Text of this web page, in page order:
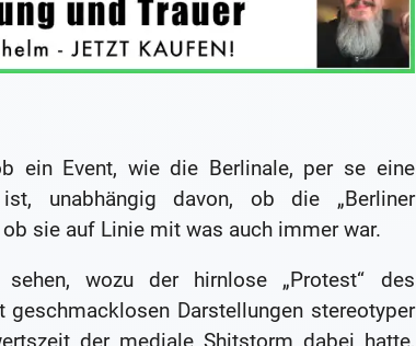
ein Event, wie die Berlinale, per se eine
unabhängig davon, ob die „Berliner
sie auf Linie mit was auch immer war.
wozu der hirnlose „Protest“ des
Darstellungen stereotyper
der mediale Shitstorm dabei hatte,